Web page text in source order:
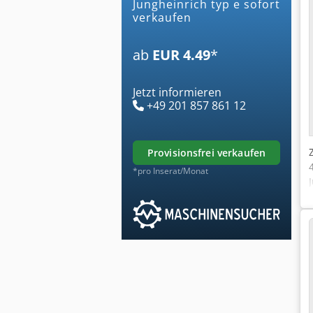
jungheinrich typ e sofort
verkaufen
ab EUR 4.49*
Jetzt informieren
+49 201 857 861 12
provisionsfrei verkaufen
*pro Inserat/Monat